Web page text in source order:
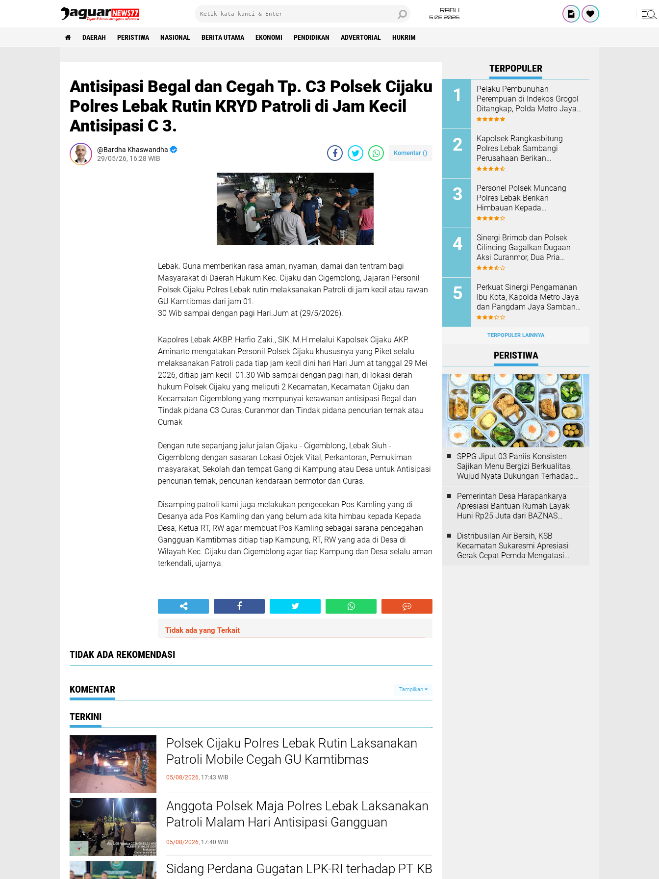
RABU
5 08 2026
DAERAH PERISTIWA NASIONAL BERITA UTAMA EKONOMI PENDIDIKAN ADVERTORIAL HUKRIM
Antisipasi Begal dan Cegah Tp. C3 Polsek Cijaku
Polres Lebak Rutin KRYD Patroli di Jam Kecil
Antisipasi C 3.
Bardha Khaswandha
29/05/26, 16:28 WIB
Komentar ()
Lebak. Guna memberikan rasa aman, nyaman, damai dan tentram bagi
Masyarakat di Daerah Hukum Kec. Cijaku dan Cigemblong, Jajaran Personil
Polsek Cijaku Polres Lebak rutin melaksanakan Patroli di jam kecil atau rawan
GU Kamtibmas dari jam 01.
30 Wib sampai dengan pagi Hari.Jum at (29/5/2026).
Kapolres Lebak AKBP. Herfio Zaki., SIK.,M.H melalui Kapolsek Cijaku AKP.
Aminarto mengatakan Personil Polsek Cijaku khususnya yang Piket selalu
melaksanakan Patroli pada tiap jam kecil dini hari Hari Jum at tanggal 29 Mei
2026, ditiap jam kecil 01.30 Wib sampai dengan pagi hari, di lokasi derah
hukum Polsek Cijaku yang meliputi 2 Kecamatan, Kecamatan Cijaku dan
Kecamatan Cigemblong yang mempunyai kerawanan antisipasi Begal dan
Tindak pidana C3 Curas, Curanmor dan Tindak pidana pencurian ternak atau
Curnak
Dengan rute sepanjang jalur jalan Cijaku - Cigemblong, Lebak Siuh -
Cigemblong dengan sasaran Lokasi Objek Vital, Perkantoran, Pemukiman
masyarakat, Sekolah dan tempat Gang di Kampung atau Desa untuk Antisipasi
pencurian ternak, pencurian kendaraan bermotor dan Curas.
Disamping patroli kami juga melakukan pengecekan Pos Kamling yang di
Desanya ada Pos Kamling dan yang belum ada kita himbau kepada Kepada
Desa, Ketua RT, RW agar membuat Pos Kamling sebagai sarana pencegahan
Gangguan Kamtibmas ditiap tiap Kampung, RT, RW yang ada di Desa di
Wilayah Kec. Cijaku dan Cigemblong agar tiap Kampung dan Desa selalu aman
terkendali, ujarnya.
Tidak ada yang Terkait
TIDAK ADA REKOMENDASI
KOMENTAR Tampilkan
TERKINI
Polsek Cijaku Polres Lebak Rutin Laksanakan
Patroli Mobile Cegah GU Kamtibmas
05/08/2026, 17:43 WIB
Anggota Polsek Maja Polres Lebak Laksanakan
Patroli Malam Hari Antisipasi Gangguan
Kamtibmas
05/08/2026, 17:40 WIB
Sidang Perdana Gugatan LPK-RI terhadap PT KB
TERPOPULER
Pelaku Pembunuhan
Perempuan di Indekos Grogol
Ditangkap, Polda Metro Jaya
Sita Palu dan Sejumlah
Kapolsek Rangkasbitung
Polres Lebak Sambangi
Perusahaan Berikan
Himbauan Cegah Kebakaran
Personel Polsek Muncang
Polres Lebak Berikan
Himbauan Kepada
Masyarakat Agar Tidak
Sinergi Brimob dan Polsek
Cilincing Gagalkan Dugaan
Aksi Curanmor, Dua Pria
Diamankan
‎Perkuat Sinergi Pengamanan
Ibu Kota, Kapolda Metro Jaya
dan Pangdam Jaya Sambangi
Markas Korps Marinir
TERPOPULER LAINNYA
PERISTIWA
SPPG Jiput 03 Paniis Konsisten
Sajikan Menu Bergizi Berkualitas,
Wujud Nyata Dukungan Terhadap
Pemerintah Desa Harapankarya
Apresiasi Bantuan Rumah Layak
Huni Rp25 Juta dari BAZNAS
Distribusilan Air Bersih, KSB
Kecamatan Sukaresmi Apresiasi
Gerak Cepat Pemda Mengatasi